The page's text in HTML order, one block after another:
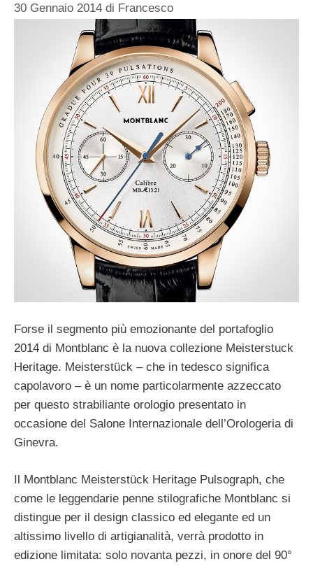
30 Gennaio 2014 di Francesco
Forse il segmento più emozionante del portafoglio
2014 di Montblanc è la nuova collezione Meisterstuck
Heritage. Meisterstück – che in tedesco significa
capolavoro – è un nome particolarmente azzeccato
per questo strabiliante orologio presentato in
occasione del Salone Internazionale dell’Orologeria di
Ginevra.
Il Montblanc Meisterstück Heritage Pulsograph, che
come le leggendarie penne stilografiche Montblanc si
distingue per il design classico ed elegante ed un
altissimo livello di artigianalità, verrà prodotto in
edizione limitata: solo novanta pezzi, in onore del 90°